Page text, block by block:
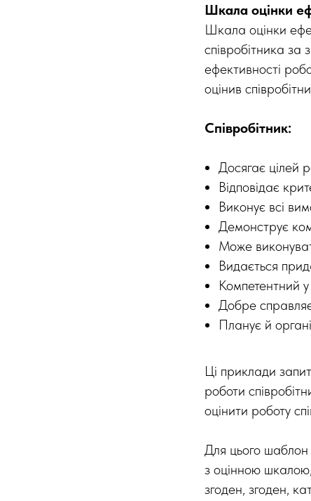
Шкала оцінки
Шкала оцінки
співробітника за
ефективності
оцінив
Співробітник:
Досягає цілей
Відповідає
Виконує всі
Демонструє
Може
Видається
Компетентний
Добре
Планує й
Ці приклади
роботи
оцінити роботу
Для цього шаблон
з оцінною
згоден, згоден,